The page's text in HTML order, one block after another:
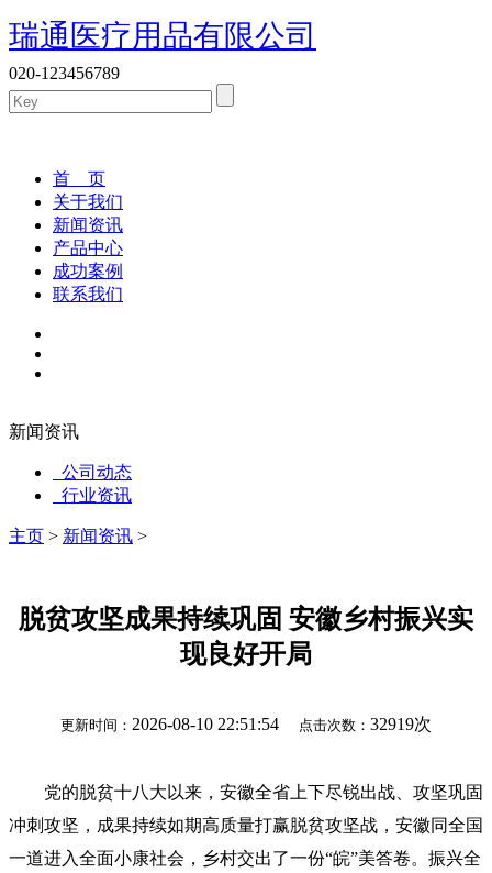
瑞通医疗用品有限公司
020-123456789
首 页
关于我们
新闻资讯
产品中心
成功案例
联系我们
新闻资讯
公司动态
行业资讯
主页 > 新闻资讯 >
脱贫攻坚成果持续巩固 安徽乡村振兴实
现良好开局
更新时间： 2026-08-10 22:51:54 点击次数： 32919次
党的脱贫十八大以来，安徽全省上下尽锐出战、攻坚巩固
冲刺攻坚，成果持续如期高质量打赢脱贫攻坚战，安徽同全国
一道进入全面小康社会，乡村交出了一份“皖”美答卷。振兴全